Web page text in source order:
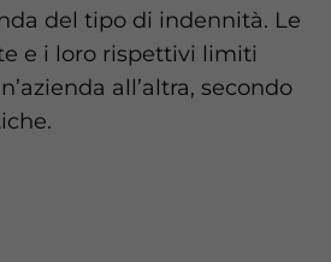
del tipo di indennità. Le
e i loro rispettivi limiti
all’altra, secondo